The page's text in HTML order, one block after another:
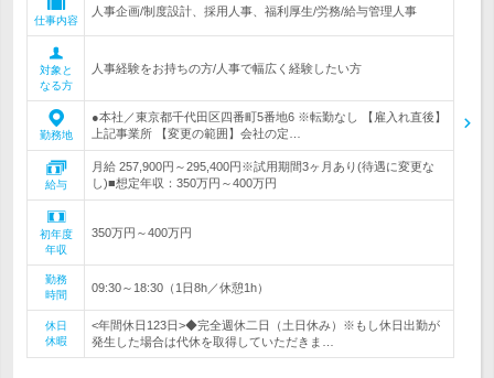
仕事内容
人事企画/制度設計、採用人事、福利厚生/労務/給与管理人事
対象と
なる方
人事経験をお持ちの方/人事で幅広く経験したい方
勤務地
●本社／東京都千代田区四番町5番地6 ※転勤なし 【雇入れ直後】
上記事業所 【変更の範囲】会社の定…
給与
月給 257,900円～295,400円※試用期間3ヶ月あり(待遇に変更な
し)■想定年収：350万円～400万円
初年度
年収
350万円～400万円
勤務
時間
09:30～18:30（1日8h／休憩1h）
休日
休暇
<年間休日123日>◆完全週休二日（土日休み）※もし休日出勤が
発生した場合は代休を取得していただきま…